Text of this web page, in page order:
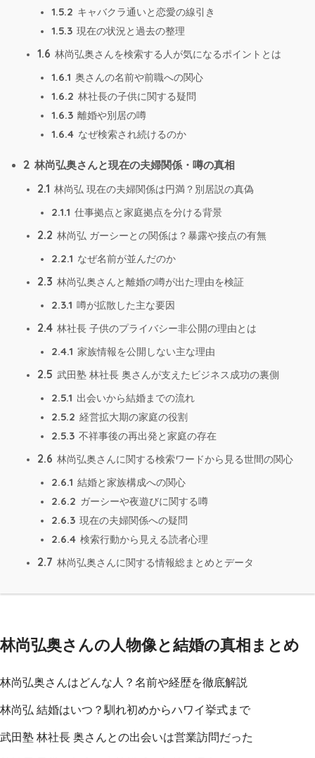
1.5.2 キャバクラ通いと恋愛の線引き
1.5.3 現在の状況と過去の整理
1.6 林尚弘奥さんを検索する人が気になるポイントとは
1.6.1 奥さんの名前や前職への関心
1.6.2 林社長の子供に関する疑問
1.6.3 離婚や別居の噂
1.6.4 なぜ検索され続けるのか
2 林尚弘奥さんと現在の夫婦関係・噂の真相
2.1 林尚弘 現在の夫婦関係は円満？別居説の真偽
2.1.1 仕事拠点と家庭拠点を分ける背景
2.2 林尚弘 ガーシーとの関係は？暴露や接点の有無
2.2.1 なぜ名前が並んだのか
2.3 林尚弘奥さんと離婚の噂が出た理由を検証
2.3.1 噂が拡散した主な要因
2.4 林社長 子供のプライバシー非公開の理由とは
2.4.1 家族情報を公開しない主な理由
2.5 武田塾 林社長 奥さんが支えたビジネス成功の裏側
2.5.1 出会いから結婚までの流れ
2.5.2 経営拡大期の家庭の役割
2.5.3 不祥事後の再出発と家庭の存在
2.6 林尚弘奥さんに関する検索ワードから見る世間の関心
2.6.1 結婚と家族構成への関心
2.6.2 ガーシーや夜遊びに関する噂
2.6.3 現在の夫婦関係への疑問
2.6.4 検索行動から見える読者心理
2.7 林尚弘奥さんに関する情報総まとめとデータ
林尚弘奥さんの人物像と結婚の真相まとめ
林尚弘奥さんはどんな人？名前や経歴を徹底解説
林尚弘 結婚はいつ？馴れ初めからハワイ挙式まで
武田塾 林社長 奥さんとの出会いは営業訪問だった